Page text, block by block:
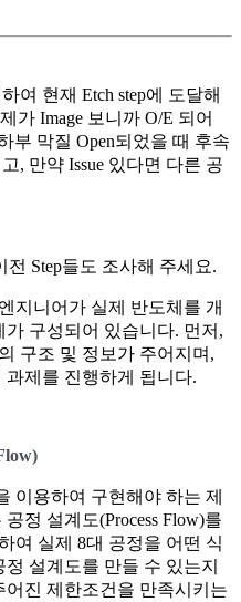
여 현재 Etch step에 도달해
가 Image 보니까 O/E 되어
부 막질 Open되었을 때 후속
, 만약 Issue 있다면 다른 공
Step들도 조사해 주세요.
지니어가 실제 반도체를 개
구성되어 있습니다. 먼저,
구조 및 정보가 주어지며,
제를 진행하게 됩니다.
이용하여 구현해야 하는 제
정 설계도(Process Flow)를
여 실제 8대 공정을 어떤 식
설계도를 만들 수 있는지
진 제한조건을 만족시키는